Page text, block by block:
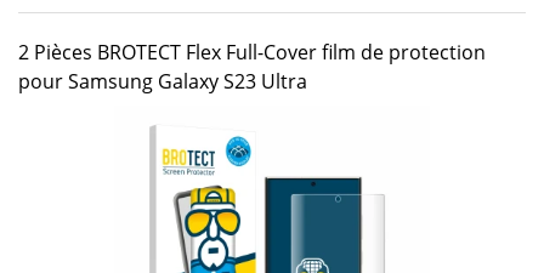
2 Pièces BROTECT Flex Full-Cover film de protection
pour Samsung Galaxy S23 Ultra